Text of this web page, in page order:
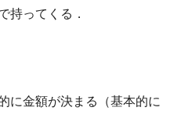
持ってくる．
に金額が決まる（基本的に